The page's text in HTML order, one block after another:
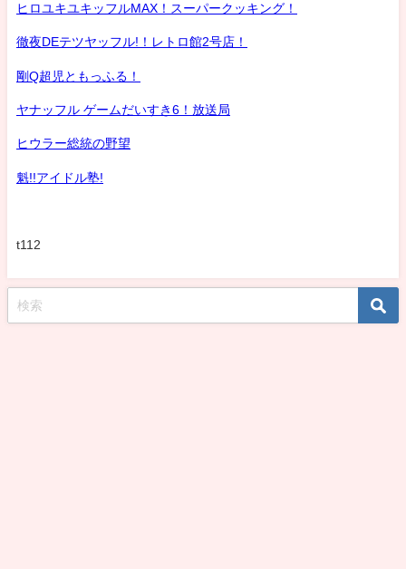
ヒロユキユキッフルMAX！スーパークッキング！
徹夜DEテツヤッフル!！レトロ館2号店！
剛Q超児ともっふる！
ヤナッフル ゲームだいすき6！放送局
ヒウラー総統の野望
魁!!アイドル塾!
t112